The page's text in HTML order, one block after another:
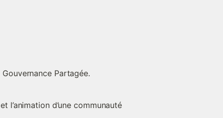
Partagée.
l’animation d’une communauté